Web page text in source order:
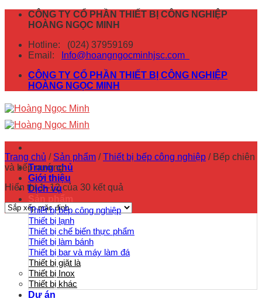
Skip
CÔNG TY CỔ PHẦN THIẾT BỊ CÔNG NGHIỆP
HOÀNG NGỌC MINH
Hotline: (024) 37959169
Email:
Info@hoangngocminhjsc.com
CÔNG TY CỔ PHẦN THIẾT BỊ CÔNG NGHIỆP
HOÀNG NGỌC MINH
Trang chủ
Giới thiệu
Dịch vụ
Thiết bị bếp công nghiệp
Thiết bị lạnh
Thiết bị chế biến thực phẩm
Thiết bị làm bánh
Thiết bị bar và máy làm đá
Thiết bị giặt là
Thiết bị Inox
Thiết bị khác
Dự án
Trang chủ / Sản phẩm / Thiết bị bếp công nghiệp /Bếp chiên
và bếp nướng
Hiển thị 1–12 của 30 kết quả